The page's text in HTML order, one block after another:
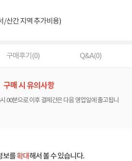
/산간 지역 추가비용)
구매후기(0) Q&A(0)
구매 시 유의사항
00분으로 이후 결제건은 다음 영업일에 출고됩니
보를확대해서 볼 수 있습니다.